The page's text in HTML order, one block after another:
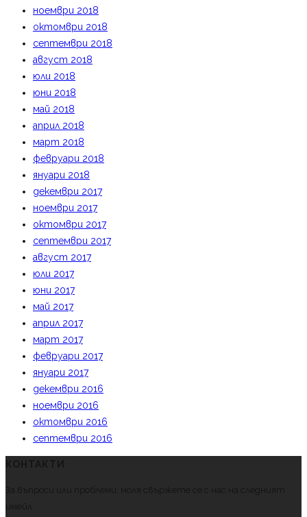
ноември 2018
октомври 2018
септември 2018
август 2018
юли 2018
юни 2018
май 2018
април 2018
март 2018
февруари 2018
януари 2018
декември 2017
ноември 2017
октомври 2017
септември 2017
август 2017
юли 2017
юни 2017
май 2017
април 2017
март 2017
февруари 2017
януари 2017
декември 2016
ноември 2016
октомври 2016
септември 2016
За въпроси или проблеми, моля свържете се с нас на следният
имейл.